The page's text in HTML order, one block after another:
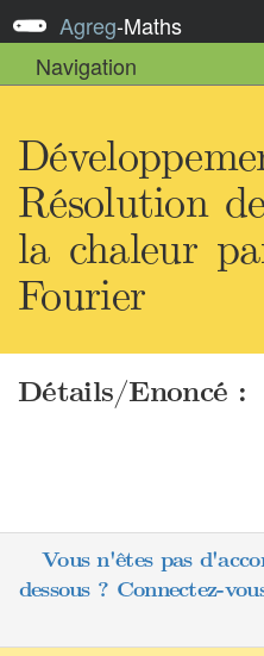
Agreg-Maths
Navigation
Résolution
la chaleur
Fourier
Détails/Enoncé :
Vous n'êtes pas
dessous ? Connectez-